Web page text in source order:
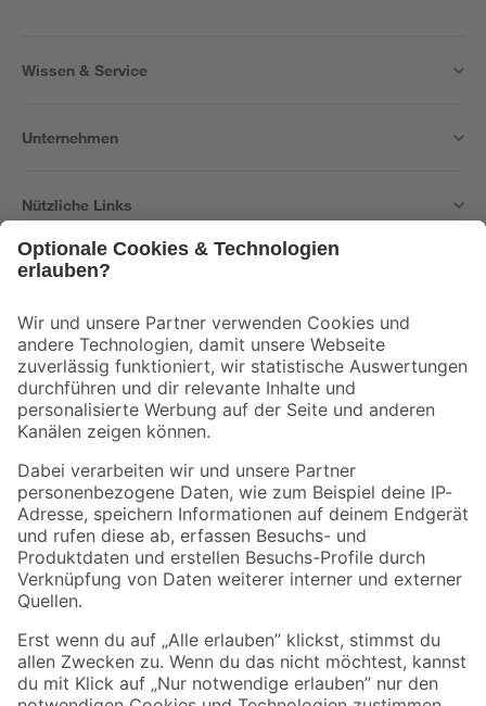
Wissen & Service
Unternehmen
Nützliche Links
Der toom Newsletter: Keine Angebote und Aktionen mehr verpassen!
Zur Newsletter Anmeldung
Folge uns
Zahlungsarten Versandarten
Sicher einkaufen
Jetzt die toom-App herunterladen